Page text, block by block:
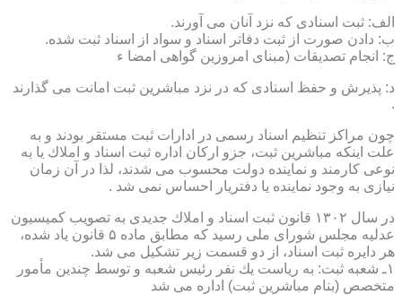
الف: ثبت اسنادی كه نزد آنان می آورند.
ب: دادن صورت از ثبت دفاتر اسناد و سواد از اسناد ثبت شده.
ج: انجام تصدیقات (مبنای امروزین گواهی امضا ء
د: پذیرش و حفظ اسنادی كه در نزد مباشرین ثبت امانت می گذارند
.
چون مراكز تنظیم اسناد رسمی در ادارات ثبت مستقر بودند و به
علت اینكه مباشرین ثبت، جزو اركان اداره ثبت اسناد و املاك یا به
نوعی كارمند و نماینده دولت محسوب می شدند، لذا در آن زمان
نیازی به وجود نماینده یا دفتریار احساس نمی شد .
در سال ۱۳۰۲ قانون ثبت اسناد و املاك جدیدی به تصویب كمیسیون
عدلیه مجلس شورای ملی رسید كه مطابق ماده ۵ قانون یاد شده،
هر دایره ثبت اسناد، از دو قسمت زیر تشكیل می شد.
۱ـ شعبه ثبت: به ریاست یك نفر رئیس شعبه و توسط چندین مأمور
متخصص (بنام مباشرین ثبت) اداره می شد